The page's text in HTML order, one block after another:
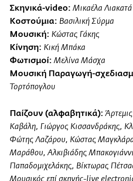
Σκηνικά-video: Μικαέλα Λιακατά
Κοστούμια: Βασιλική Σύρμα
Μουσική: Κώστας Γάκης
Κίνηση: Κική Μπάκα
Φωτισμοί: Μελίνα Μάσχα
Μουσική Παραγωγή-
Τορτόπογλου
Παίζουν (αλφαβητικά):
Καβάλη, Γιώργος Κισσανδράκης,
Φώτης Λαζάρου, Κώστας
Μαράθου, Αλκιβιάδης
Παπαδομιχελάκης, Βίκτωρας
Μουσικός επί σκηνής-live